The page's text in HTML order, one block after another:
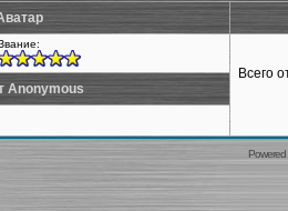
Всего
Anonymous